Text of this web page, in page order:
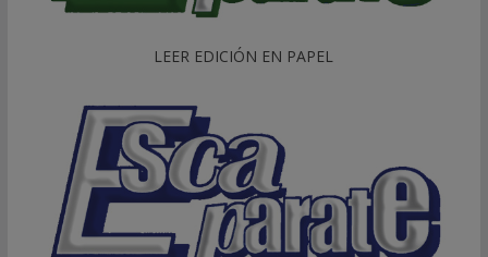
LEER EDICIÓN EN PAPEL